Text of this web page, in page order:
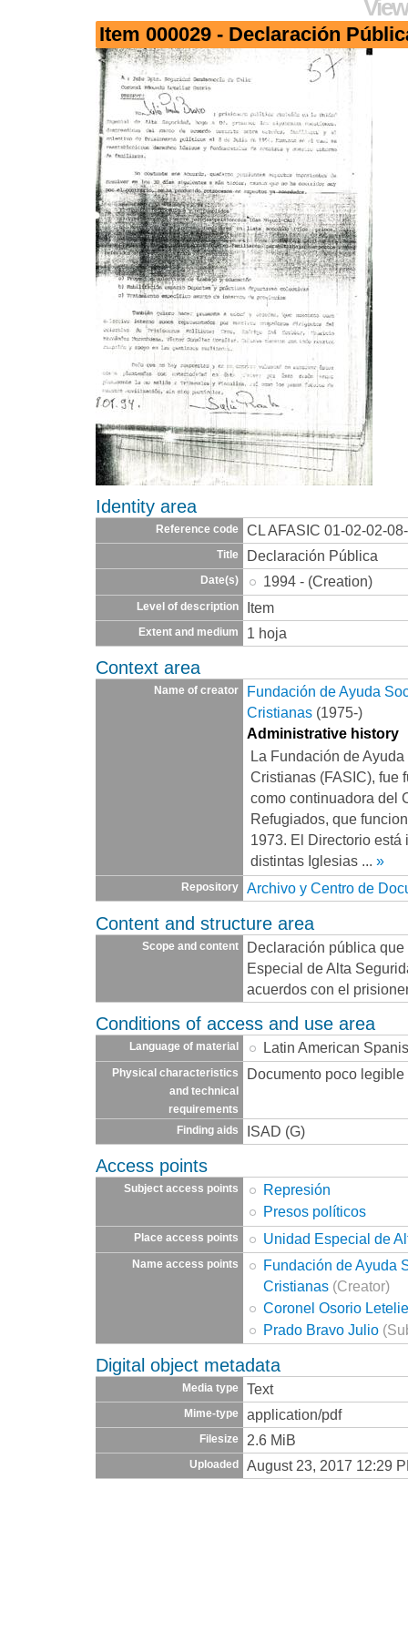
Item 000029 - Declaración
Identity area
Reference code CL AFASIC 01-02-02-
Title Declaración Pública
Date(s) 1994 - (Creation)
Level of description Item
Extent and medium 1 hoja
Context area
Name of creator
Fundación de Ayuda
Cristianas (1975-)
Administrative history
La Fundación de
Cristianas (FASIC), fue
como continuadora del
Refugiados, que
1973. El Directorio está
distintas Iglesias ... »
Repository Archivo y Centro de
Content and structure area
Scope and content
Declaración pública
Especial de Alta
acuerdos con el
Conditions of access and use area
Language of material Latin American
Physical characteristics
and technical
requirements
Documento poco legible
Finding aids ISAD (G)
Access points
Subject access points
Represión
Presos políticos
Place access points Unidad Especial de
Name access points
Fundación de Ayuda
Cristianas (Creator)
Coronel Osorio
Prado Bravo Julio
Digital object metadata
Media type Text
Mime-type application/pdf
Filesize 2.6 MiB
Uploaded August 23, 2017 12:29